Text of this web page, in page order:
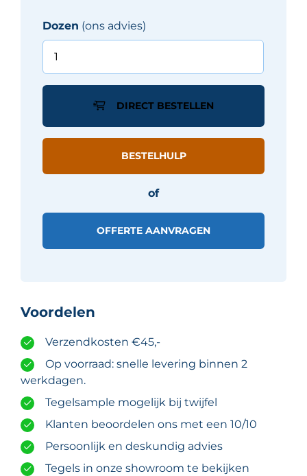
Dozen (ons advies)
Panaria
KAIROS
-
STIGMI
DIRECT BESTELLEN
BESTELHULP
of
OFFERTE AANVRAGEN
Voordelen
Verzendkosten €45,-
Op voorraad: snelle levering binnen 2
werkdagen.
Tegelsample mogelijk bij twijfel
Klanten beoordelen ons met een 10/10
Persoonlijk en deskundig advies
Tegels in onze showroom te bekijken